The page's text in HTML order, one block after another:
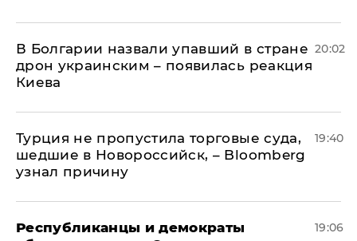
В Болгарии назвали упавший в стране
дрон украинским – появилась реакция
Киева
20:02
Турция не пропустила торговые суда,
шедшие в Новороссийск, – Bloomberg
узнал причину
19:40
Республиканцы и демократы
19:06